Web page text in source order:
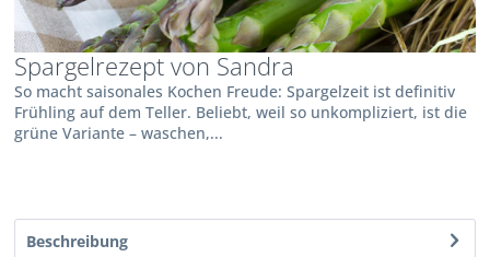
Spargelrezept von Sandra
So macht saisonales Kochen Freude: Spargelzeit ist definitiv
Frühling auf dem Teller. Beliebt, weil so unkompliziert, ist die
grüne Variante – waschen,...
Beschreibung